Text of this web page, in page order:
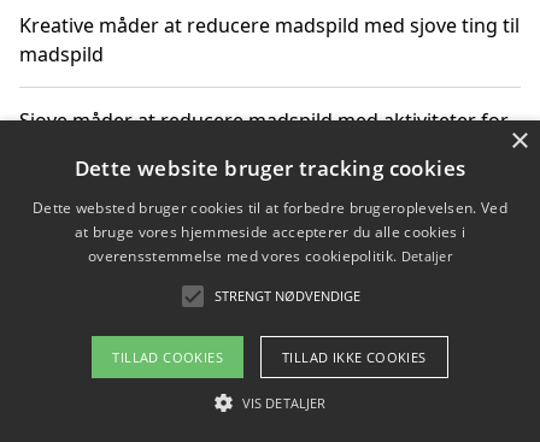
Kreative måder at reducere madspild med sjove ting til
madspild
Sjove måder at reducere madspild med aktiviteter for
Hvor finder jeg nemme måltidskasser i Vejle
Om / kontakt
Blog Betingelser
×
Dette website bruger tracking cookies
Dette websted bruger cookies til at forbedre brugeroplevelsen. Ved
at bruge vores hjemmeside accepterer du alle cookies i
overensstemmelse med vores cookiepolitik. Detaljer
STRENGT NØDVENDIGE
TILLAD COOKIES TILLAD IKKE COOKIES
VIS DETALJER